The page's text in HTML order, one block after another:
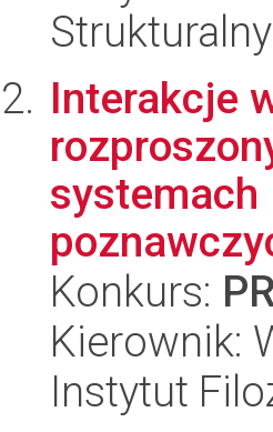
Interakcje
systemach
Konkurs:
Kierownik:
Instytut